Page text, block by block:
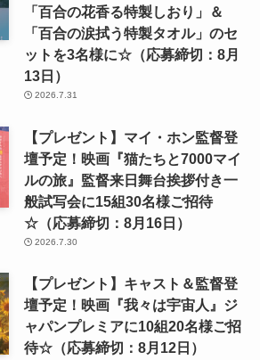
「百合の花香る特製しおり」＆
「百合の涙拭う特製タオル」のセ
ットを3名様に☆（応募締切：8月
13日）
2026.7.31
【プレゼント】マイ・ホン監督登
壇予定！映画『猫たちと7000マイ
ルの旅』監督来日舞台挨拶付き一
般試写会に15組30名様ご招待
☆（応募締切：8月16日）
2026.7.30
【プレゼント】キャスト＆監督登
壇予定！映画『我々は宇宙人』ジ
ャパンプレミアに10組20名様ご招
待☆（応募締切：8月12日）